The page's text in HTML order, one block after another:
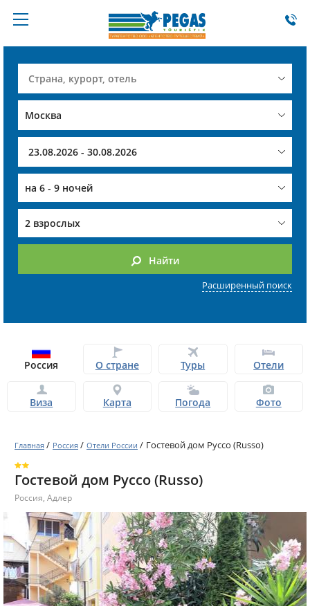
на 6 - 9 ночей
2 взрослых
Найти
Расширенный поиск
Россия О стране Туры Отели
Виза Карта Погода Фото
Главная / Россия / Отели России / Гостевой дом Руссо (Russo)
Гостевой дом Руссо (Russo)
Россия, Адлер